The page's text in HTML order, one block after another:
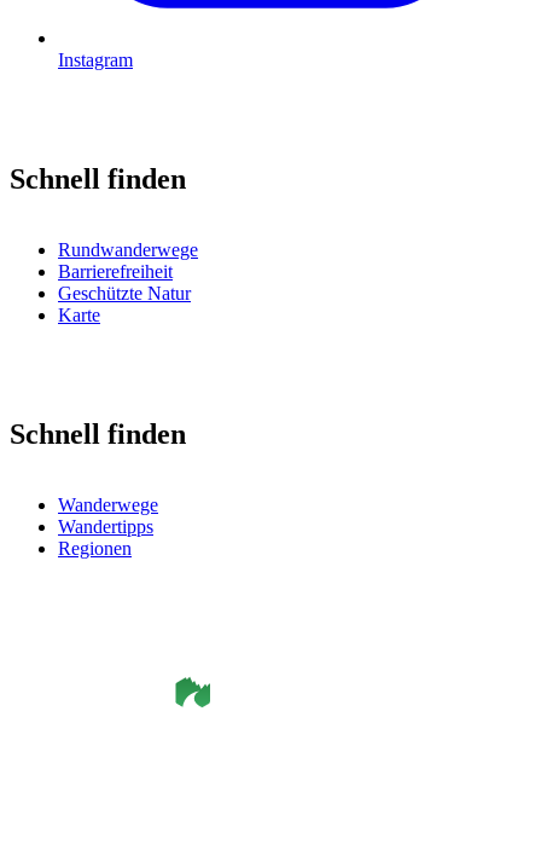
Instagram
Schnell finden
Rundwanderwege
Barrierefreiheit
Geschützte Natur
Karte
Schnell finden
Wanderwege
Wandertipps
Regionen